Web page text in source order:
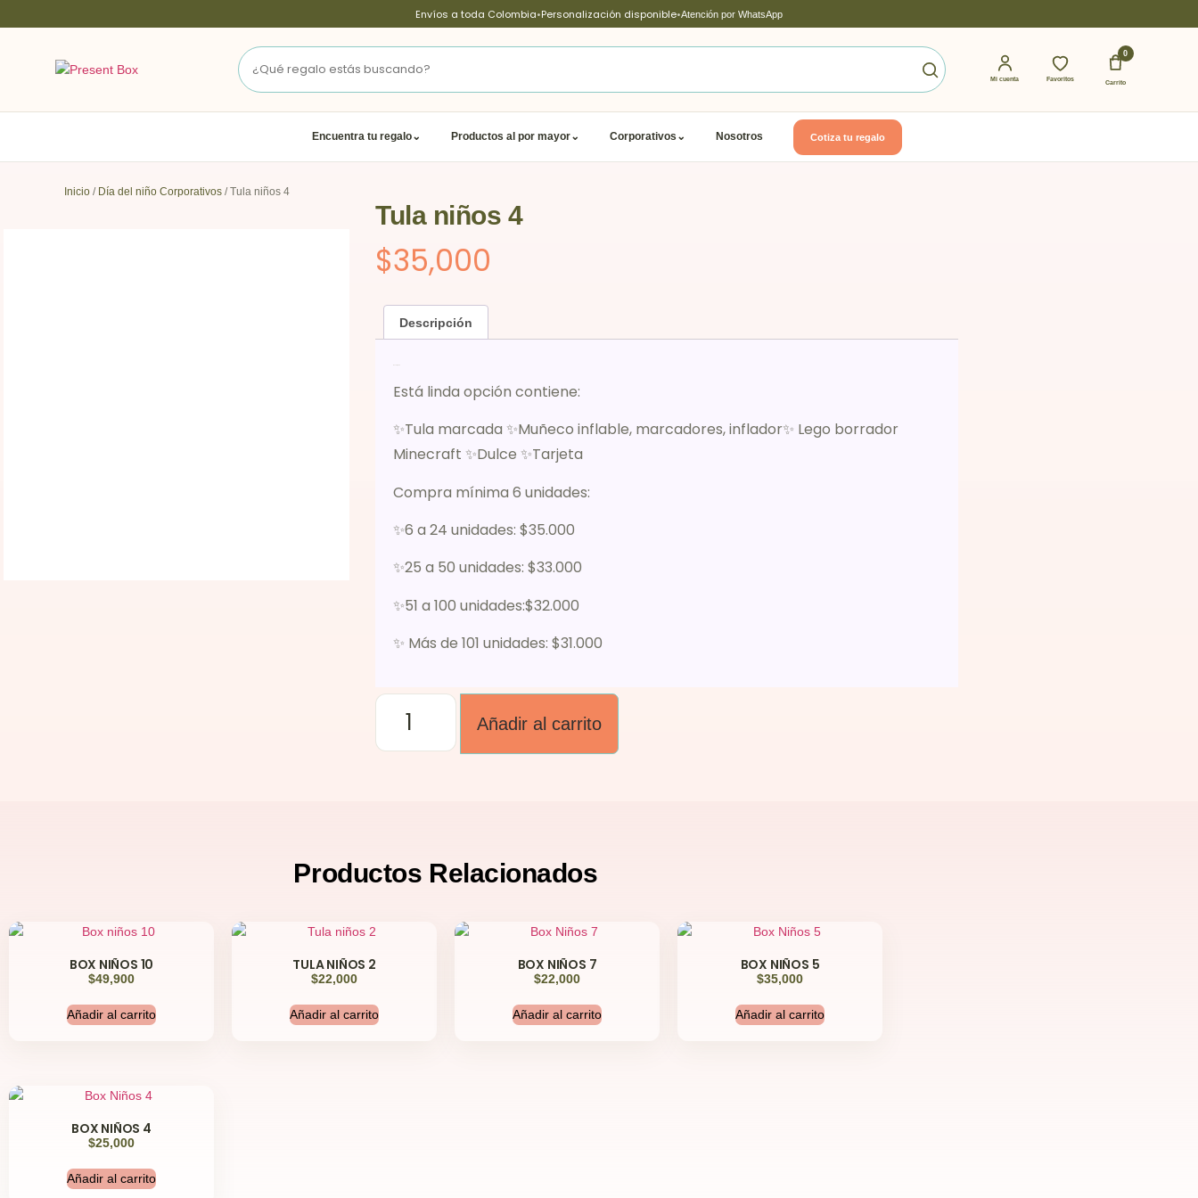
Envíos a toda Colombia•Personalización disponible•Atención por WhatsApp
Mi cuenta Favoritos
0
Carrito
Encuentra tu regalo⌄ Productos al por mayor⌄ Corporativos ⌄ Nosotros Cotiza tu regalo
Inicio/ Día del niño Corporativos/ Tula niños 4
Tula niños 4
$35,000
Descripción
Está linda opción contiene:
✨Tula marcada ✨Muñeco inflable, marcadores, inflador✨ Lego borrador
Minecraft ✨Dulce ✨Tarjeta
Compra mínima 6 unidades:
✨6 a 24 unidades: $35.000
✨25 a 50 unidades: $33.000
✨51 a 100 unidades:$32.000
✨ Más de 101 unidades: $31.000
Añadir al carrito
Productos Relacionados
BOX NIÑOS 10
$49,900
Añadir al carrito
TULA NIÑOS 2
$22,000
Añadir al carrito
BOX NIÑOS 7
$22,000
Añadir al carrito
BOX NIÑOS 5
$35,000
Añadir al carrito
BOX NIÑOS 4
$25,000
Añadir al carrito